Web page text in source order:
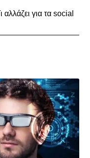
για τα social